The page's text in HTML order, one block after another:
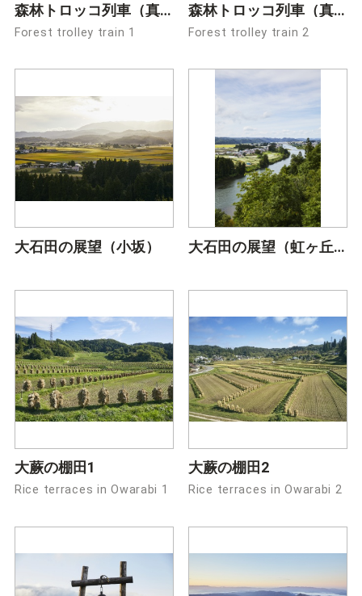
森林トロッコ列車（真室川）1
Forest trolley train 1
森林トロッコ列車（真室川）2
Forest trolley train 2
大石田の展望（小坂） 大石田の展望（虹ヶ丘公園）
大蕨の棚田1
Rice terraces in Owarabi 1
大蕨の棚田2
Rice terraces in Owarabi 2